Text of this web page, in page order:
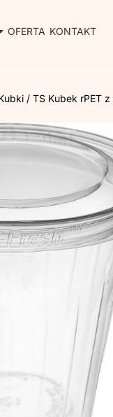
OFERTA KONTAKT
/ TS Kubek rPET